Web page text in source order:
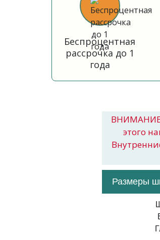
Беспроцентная
рассрочка до 1
года
этого
Размеры